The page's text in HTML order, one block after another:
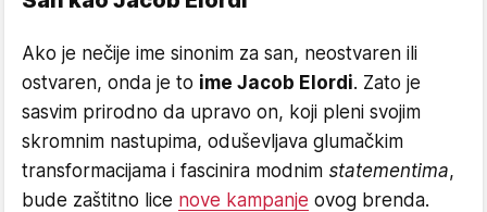
Ako je nečije ime sinonim za san, neostvaren ili
ostvaren, onda je to ime Jacob Elordi. Zato je
sasvim prirodno da upravo on, koji pleni svojim
skromnim nastupima, oduševljava glumačkim
transformacijama i fascinira modnim statementima,
bude zaštitno lice nove kampanje ovog brenda.